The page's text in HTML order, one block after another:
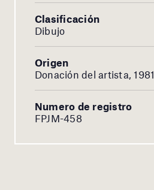
Clasificación
Dibujo
Origen
Donación del artista, 1981
Numero de registro
FPJM-458